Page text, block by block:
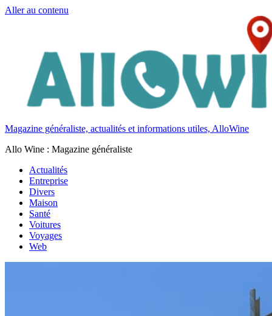
Aller au contenu
Magazine généraliste, actualités et informations utiles, AlloWine
Allo Wine : Magazine généraliste
Actualités
Entreprise
Divers
Maison
Santé
Voitures
Voyages
Web